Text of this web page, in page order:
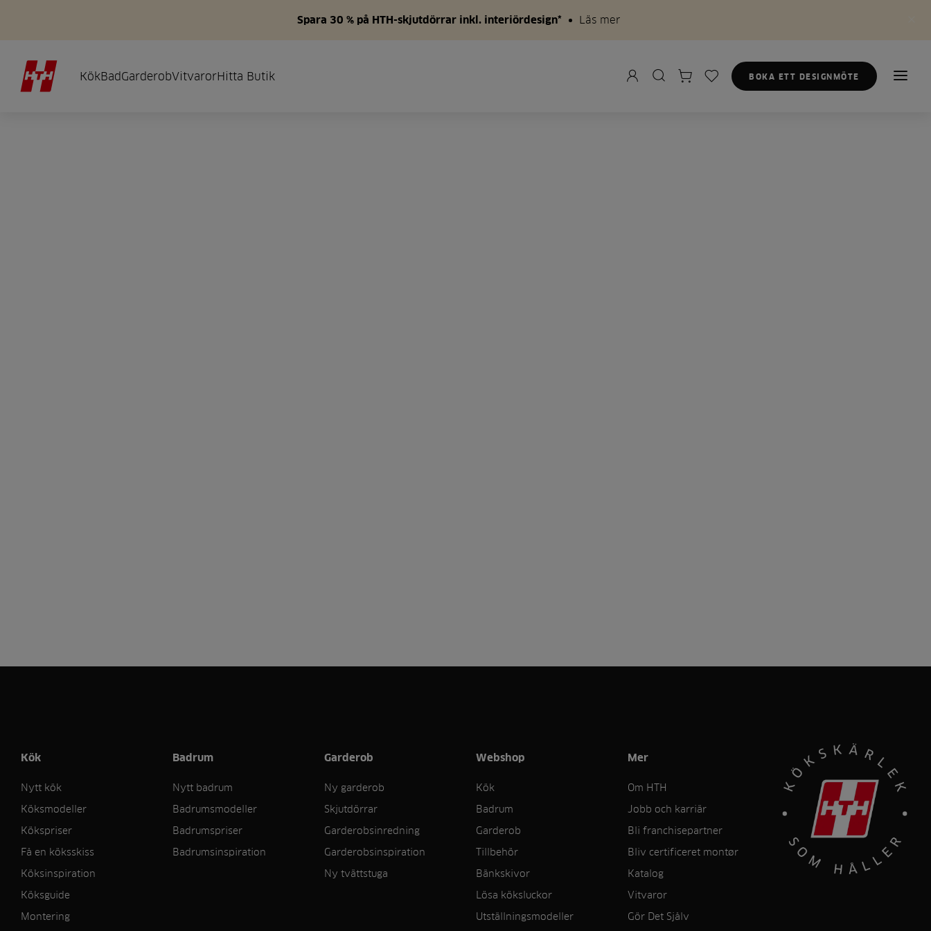
Spara 30 % på HTH-skjutdörrar inkl. interiördesign* Läs mer
KökBadGarderobVitvarorHitta Butik BOKA ETT DESIGNMÖTE
Kök
Nytt kök
Köksmodeller
Kökspriser
Få en köksskiss
Köksinspiration
Köksguide
Montering
Badrum
Nytt badrum
Badrumsmodeller
Badrumspriser
Badrumsinspiration
Garderob
Ny garderob
Skjutdörrar
Garderobsinredning
Garderobsinspiration
Ny tvättstuga
Webshop
Kök
Badrum
Garderob
Tillbehör
Bänkskivor
Lösa köksluckor
Utställningsmodeller
Mer
Om HTH
Jobb och karriär
Bli franchisepartner
Bliv certificeret montør
Katalog
Vitvaror
Gör Det Sjålv